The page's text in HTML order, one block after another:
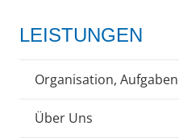
LEISTUNGEN
Organisation,
Über Uns